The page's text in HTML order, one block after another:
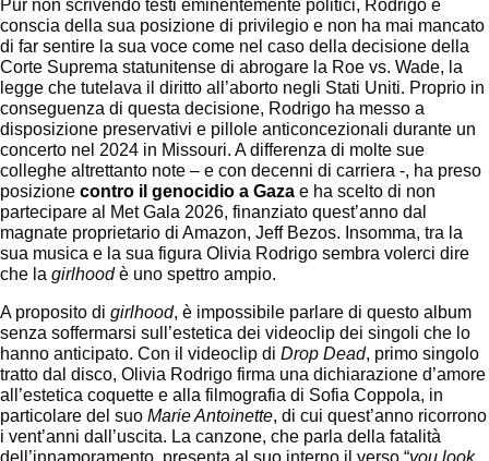
Pur non scrivendo testi eminentemente politici, Rodrigo è
conscia della sua posizione di privilegio e non ha mai mancato
di far sentire la sua voce come nel caso della decisione della
Corte Suprema statunitense di abrogare la Roe vs. Wade, la
legge che tutelava il diritto all’aborto negli Stati Uniti. Proprio in
conseguenza di questa decisione, Rodrigo ha messo a
disposizione preservativi e pillole anticoncezionali durante un
concerto nel 2024 in Missouri. A differenza di molte sue
colleghe altrettanto note – e con decenni di carriera -, ha preso
posizione contro il genocidio a Gaza e ha scelto di non
partecipare al Met Gala 2026, finanziato quest’anno dal
magnate proprietario di Amazon, Jeff Bezos. Insomma, tra la
sua musica e la sua figura Olivia Rodrigo sembra volerci dire
che la girlhoodè uno spettro ampio.
A proposito di girlhood, è impossibile parlare di questo album
senza soffermarsi sull’estetica dei videoclip dei singoli che lo
hanno anticipato. Con il videoclip di Drop Dead, primo singolo
tratto dal disco, Olivia Rodrigo firma una dichiarazione d’amore
all’estetica coquette e alla filmografia di Sofia Coppola, in
particolare del suo Marie Antoinette, di cui quest’anno ricorrono
i vent’anni dall’uscita. La canzone, che parla della fatalità